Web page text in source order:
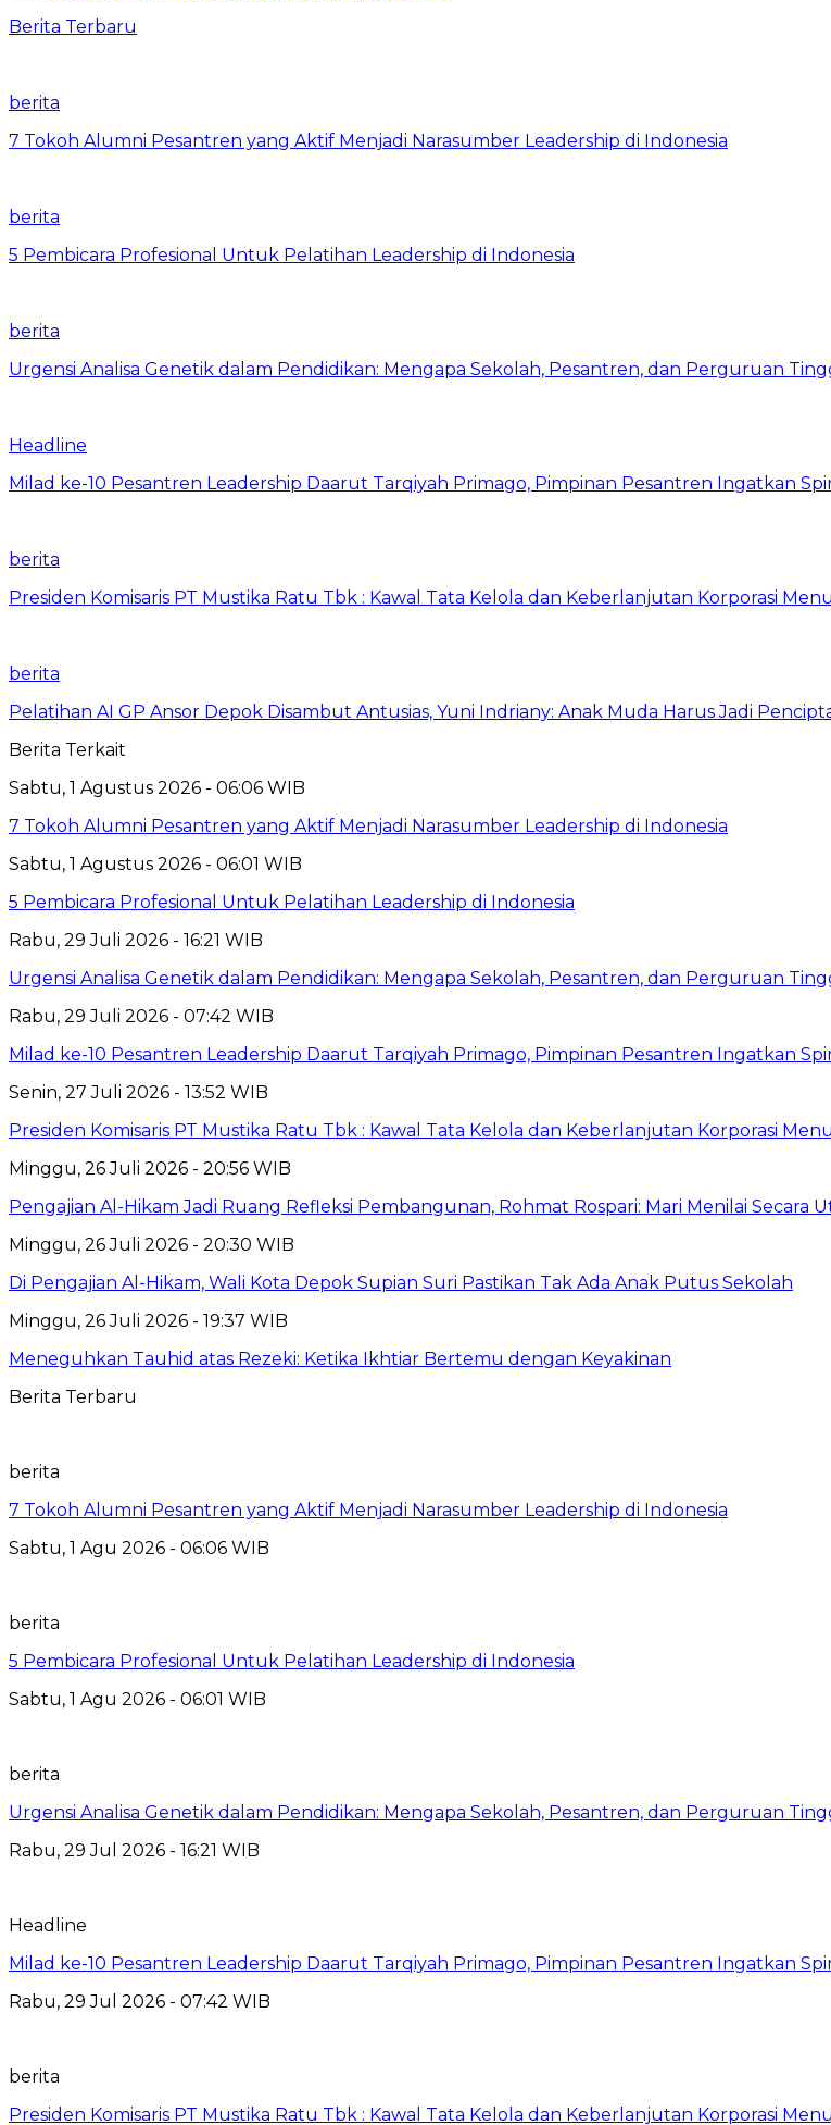
Berita Terbaru
berita
7 Tokoh Alumni Pesantren yang Aktif Menjadi Narasumber Leadership di Indonesia
berita
5 Pembicara Profesional Untuk Pelatihan Leadership di Indonesia
berita
Urgensi Analisa Genetik dalam Pendidikan: Mengapa Sekolah, Pesantren, dan Perguruan
Headline
Milad ke-10 Pesantren Leadership Daarut Tarqiyah Primago, Pimpinan Pesantren Ingatkan
berita
Presiden Komisaris PT Mustika Ratu Tbk : Kawal Tata Kelola dan Keberlanjutan Korporasi
berita
Pelatihan AI GP Ansor Depok Disambut Antusias, Yuni Indriany: Anak Muda Harus Jadi
Berita Terkait
Sabtu, 1 Agustus 2026 - 06:06 WIB
7 Tokoh Alumni Pesantren yang Aktif Menjadi Narasumber Leadership di Indonesia
Sabtu, 1 Agustus 2026 - 06:01 WIB
5 Pembicara Profesional Untuk Pelatihan Leadership di Indonesia
Rabu, 29 Juli 2026 - 16:21 WIB
Urgensi Analisa Genetik dalam Pendidikan: Mengapa Sekolah, Pesantren, dan Perguruan
Rabu, 29 Juli 2026 - 07:42 WIB
Milad ke-10 Pesantren Leadership Daarut Tarqiyah Primago, Pimpinan Pesantren Ingatkan
Senin, 27 Juli 2026 - 13:52 WIB
Presiden Komisaris PT Mustika Ratu Tbk : Kawal Tata Kelola dan Keberlanjutan Korporasi
Minggu, 26 Juli 2026 - 20:56 WIB
Pengajian Al-Hikam Jadi Ruang Refleksi Pembangunan, Rohmat Rospari: Mari Menilai Secara
Minggu, 26 Juli 2026 - 20:30 WIB
Di Pengajian Al-Hikam, Wali Kota Depok Supian Suri Pastikan Tak Ada Anak Putus Sekolah
Minggu, 26 Juli 2026 - 19:37 WIB
Meneguhkan Tauhid atas Rezeki: Ketika Ikhtiar Bertemu dengan Keyakinan
Berita Terbaru
berita
7 Tokoh Alumni Pesantren yang Aktif Menjadi Narasumber Leadership di Indonesia
Sabtu, 1 Agu 2026 - 06:06 WIB
berita
5 Pembicara Profesional Untuk Pelatihan Leadership di Indonesia
Sabtu, 1 Agu 2026 - 06:01 WIB
berita
Urgensi Analisa Genetik dalam Pendidikan: Mengapa Sekolah, Pesantren, dan Perguruan
Rabu, 29 Jul 2026 - 16:21 WIB
Headline
Milad ke-10 Pesantren Leadership Daarut Tarqiyah Primago, Pimpinan Pesantren Ingatkan
Rabu, 29 Jul 2026 - 07:42 WIB
berita
Presiden Komisaris PT Mustika Ratu Tbk : Kawal Tata Kelola dan Keberlanjutan Korporasi